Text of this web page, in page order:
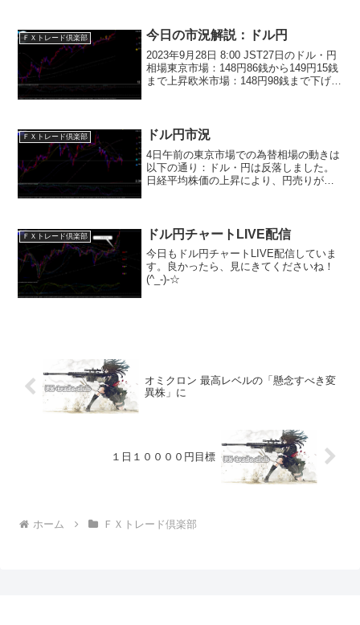
するものと予想します。
ＦＸトレード倶楽部 今日の市況解説：ドル円
2023年9月28日 8:00 JST27日のドル・円
相場東京市場：148円86銭から149円15銭
まで上昇欧米市場：148円98銭まで下げた
ＦＸトレード倶楽部 ドル円市況
4日午前の東京市場での為替相場の動きは
以下の通り：ドル・円は反落しました。
日経平均株価の上昇により、円売りが強
かけて朝方の安...
ＦＸトレード倶楽部 ドル円チャートLIVE配信
今日もドル円チャートLIVE配信していま
す。良かったら、見にきてくださいね！
(^_-)-☆
オミクロン 最高レベルの「懸念すべき変
異株」に
１日１００００円目標
ホーム ＦＸトレード倶楽部